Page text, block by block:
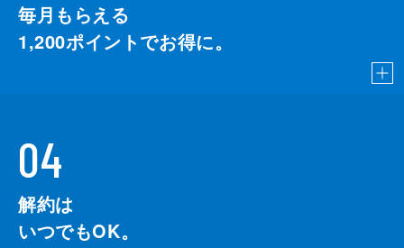
毎月もらえる
1,200ポイントでお得に。
04
解約は
いつでもOK。